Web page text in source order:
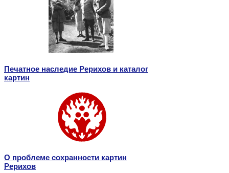
Печатное наследие Рерихов и каталог
картин
О проблеме сохранности картин
Рерихов